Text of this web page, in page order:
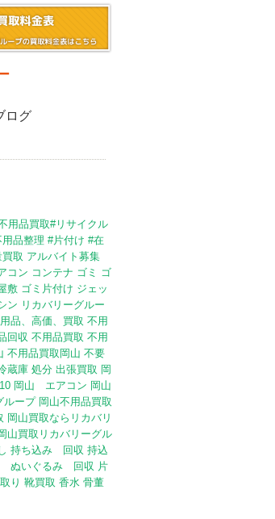
ログ
用品買取#リサイクル
品整理 #片付け #在
取 アルバイト募集
コン コンテナ ゴミ ゴ
敷 ゴミ片付け ジェッ
ン リカバリーグルー
品、高価、買取 不用
回収 不用品買取 不用
不用品買取岡山 不要
蔵庫 処分 出張買取 岡
岡山 エアコン 岡山
ループ 岡山不用品買取
岡山買取ならリカバリ
山買取リカバリーグル
持ち込み 回収 持込
ぬいぐるみ 回収 片
り 靴買取 香水 骨董